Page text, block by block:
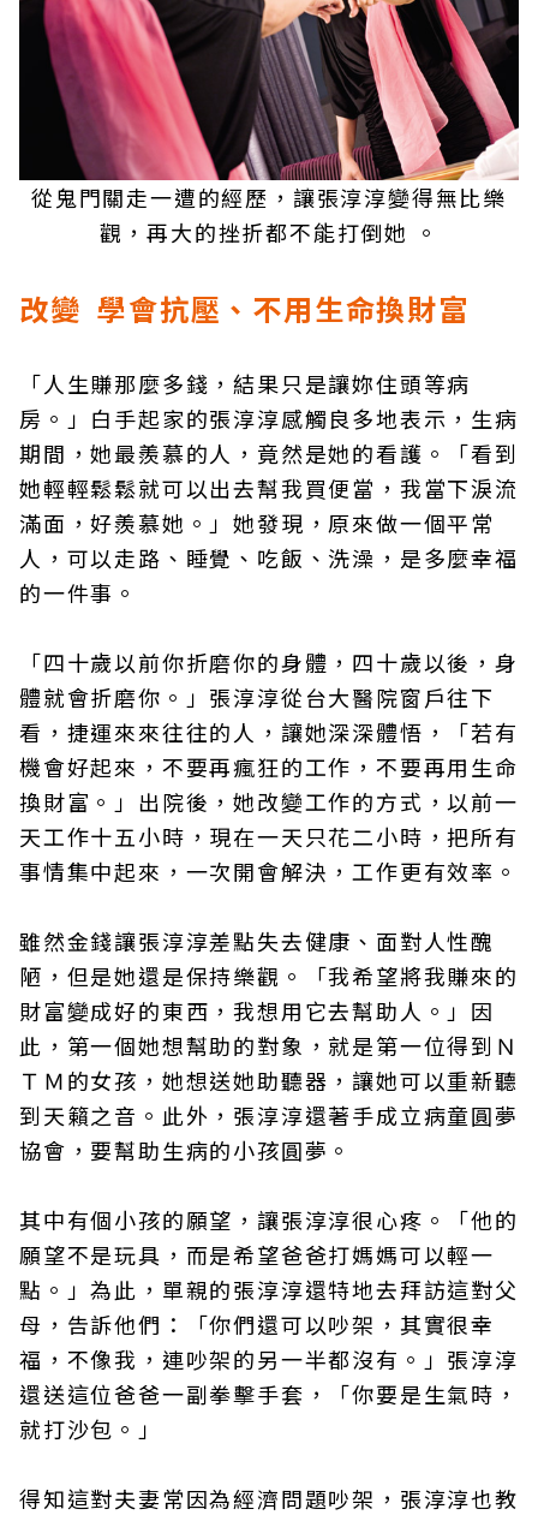
從鬼門關走一遭的經歷，讓張淳淳變得無比樂
觀，再大的挫折都不能打倒她 。
改變 學會抗壓、不用生命換財富
「人生賺那麼多錢，結果只是讓妳住頭等病
房。」白手起家的張淳淳感觸良多地表示，生病
期間，她最羨慕的人，竟然是她的看護。「看到
她輕輕鬆鬆就可以出去幫我買便當，我當下淚流
滿面，好羨慕她。」她發現，原來做一個平常
人，可以走路、睡覺、吃飯、洗澡，是多麼幸福
的一件事。
「四十歲以前你折磨你的身體，四十歲以後，身
體就會折磨你。」張淳淳從台大醫院窗戶往下
看，捷運來來往往的人，讓她深深體悟，「若有
機會好起來，不要再瘋狂的工作，不要再用生命
換財富。」出院後，她改變工作的方式，以前一
天工作十五小時，現在一天只花二小時，把所有
事情集中起來，一次開會解決，工作更有效率。
雖然金錢讓張淳淳差點失去健康、面對人性醜
陋，但是她還是保持樂觀。「我希望將我賺來的
財富變成好的東西，我想用它去幫助人。」因
此，第一個她想幫助的對象，就是第一位得到Ｎ
ＴＭ的女孩，她想送她助聽器，讓她可以重新聽
到天籟之音。此外，張淳淳還著手成立病童圓夢
協會，要幫助生病的小孩圓夢。
其中有個小孩的願望，讓張淳淳很心疼。「他的
願望不是玩具，而是希望爸爸打媽媽可以輕一
點。」為此，單親的張淳淳還特地去拜訪這對父
母，告訴他們：「你們還可以吵架，其實很幸
福，不像我，連吵架的另一半都沒有。」張淳淳
還送這位爸爸一副拳擊手套，「你要是生氣時，
就打沙包。」
得知這對夫妻常因為經濟問題吵架，張淳淳也教